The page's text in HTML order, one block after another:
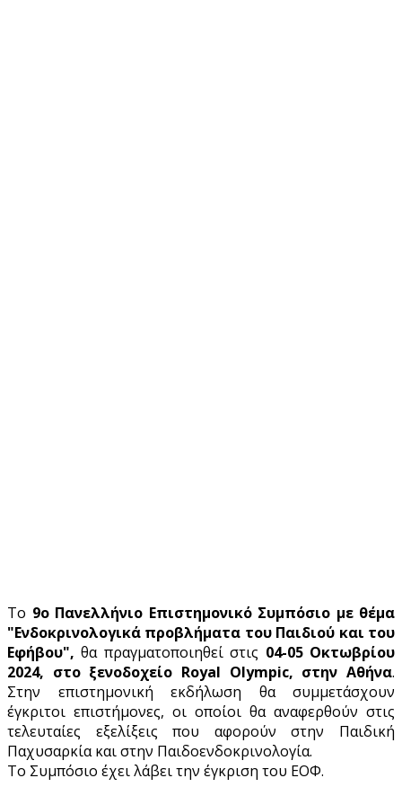
Το 9ο Πανελλήνιο Επιστημονικό Συμπόσιο με θέμα
"Ενδοκρινολογικά προβλήματα του Παιδιού και του
Εφήβου", θα πραγματοποιηθεί στις 04-05 Οκτωβρίου
2024, στο ξενοδοχείο Royal Olympic, στην Αθήνα.
Στην επιστημονική εκδήλωση θα συμμετάσχουν
έγκριτοι επιστήμονες, οι οποίοι θα αναφερθούν στις
τελευταίες εξελίξεις που αφορούν στην Παιδική
Παχυσαρκία και στην Παιδοενδοκρινολογία.
Το Συμπόσιο έχει λάβει την έγκριση του ΕΟΦ.